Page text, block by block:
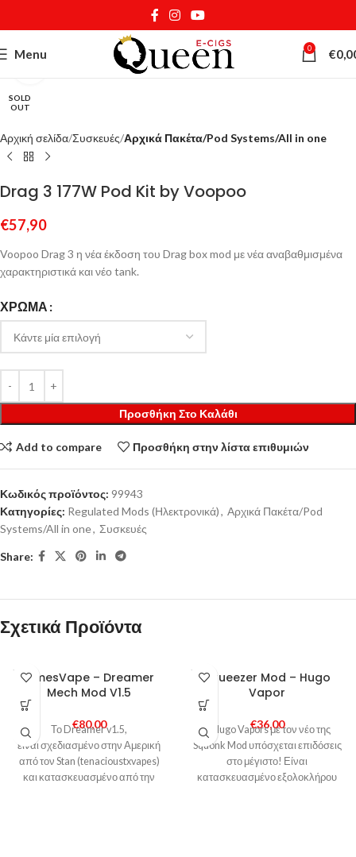
Menu 0 €
SOLD
OUT
Κάντε κλικ για μεγέθυνση
Αρχική σελίδα Συσκευές Αρχικά Πακέτα/Pod Systems/All in one
Drag 3 177W Pod Kit by Voopoo
€57,90
Voopoo Drag 3 η νέα έκδοση του Drag box mod με νέα αναβαθμισμένα
χαρακτηριστικά και νέο tank.
ΧΡΏΜΑ
Προσθήκη Στο Καλάθι
Add to compare Προσθήκη στην λίστα επιθυμιών
Κωδικός προϊόντος: 99943
Κατηγορίες: Regulated Mods (Ηλεκτρονικά), Αρχικά Πακέτα/Pod
Systems/All in one, Συσκευές
Share:
Σχετικά Προϊόντα
SOLD
OUTTimesVape – Dreamer
Mech Mod V1.5
€80,00
Το Dreamer v1.5,
είναι σχεδιασμένο στην Αμερική
από τον Stan (tenacioustxvapes)
και κατασκευασμένο από την
SOLD
OUTSqueezer Mod – Hugo
Vapor
€36,00
Η Hugo Vapors με τον νέο της
Squonk Mod υπόσχεται επιδόσεις
στο μέγιστο! Είναι
κατασκευασμένο εξολοκλήρου